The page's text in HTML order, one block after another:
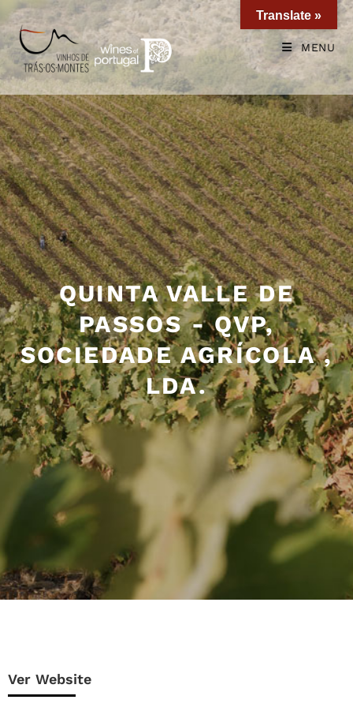
MENU
QUINTA VALLE DE
PASSOS - QVP,
SOCIEDADE AGRÍCOLA ,
LDA.
Ver Website
Translate »